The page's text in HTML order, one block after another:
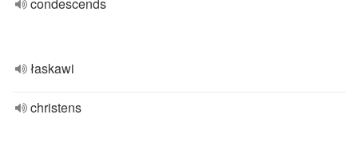
łaskawi
christens